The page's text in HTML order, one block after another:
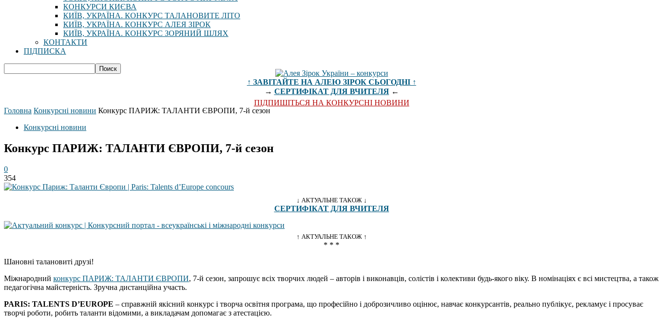
КОНКУРСИ КИЄВА
КИЇВ, УКРАЇНА. КОНКУРС ТАЛАНОВИТЕ ЛІТО
КИЇВ, УКРАЇНА. КОНКУРС АЛЕЯ ЗІРОК
КИЇВ, УКРАЇНА. КОНКУРС ЗОРЯНИЙ ШЛЯХ
КОНТАКТИ
ПІДПИСКА
↑ ЗАВІТАЙТЕ НА АЛЕЮ ЗІРОК СЬОГОДНІ ↑
→ СЕРТИФІКАТ ДЛЯ ВЧИТЕЛЯ←
ПІДПИШІТЬСЯ НА КОНКУРСНІ НОВИНИ
Головна Конкурсні новини Конкурс ПАРИЖ: ТАЛАНТИ ЄВРОПИ, 7-й сезон
Конкурсні новини
Конкурс ПАРИЖ: ТАЛАНТИ ЄВРОПИ, 7-й сезон
0
354
↓ АКТУАЛЬНЕ ТАКОЖ ↓
СЕРТИФІКАТ ДЛЯ ВЧИТЕЛЯ
↑ АКТУАЛЬНЕ ТАКОЖ ↑
* * *
Шановні талановиті друзі!
Міжнародний конкурс ПАРИЖ: ТАЛАНТИ ЄВРОПИ, 7-й сезон, запрошує всіх творчих людей – авторів і виконавців, солістів і колективи будь-якого віку. В номінаціях є всі мистецтва, а також
педагогічна майстерність. Зручна дистанційна участь.
PARIS: TALENTS D’EUROPE – справжній якісний конкурс і творча освітня програма, що професійно і доброзичливо оцінює, навчає конкурсантів, реально публікує, рекламує і просуває
творчі роботи, робить таланти відомими, а викладачам допомагає з атестацією.